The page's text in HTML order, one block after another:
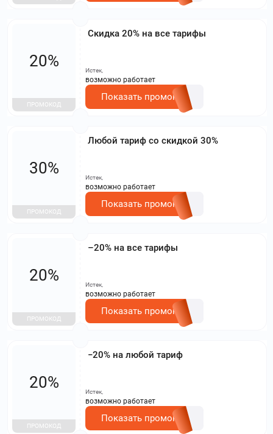
Скидка 20% на все тарифы
20%
ПРОМОКОД
Истек,
возможно работает
Показать промокод
Любой тариф со скидкой 30%
30%
ПРОМОКОД
Истек,
возможно работает
Показать промокод
–20% на все тарифы
20%
ПРОМОКОД
Истек,
возможно работает
Показать промокод
−20% на любой тариф
20%
ПРОМОКОД
Истек,
возможно работает
Показать промокод